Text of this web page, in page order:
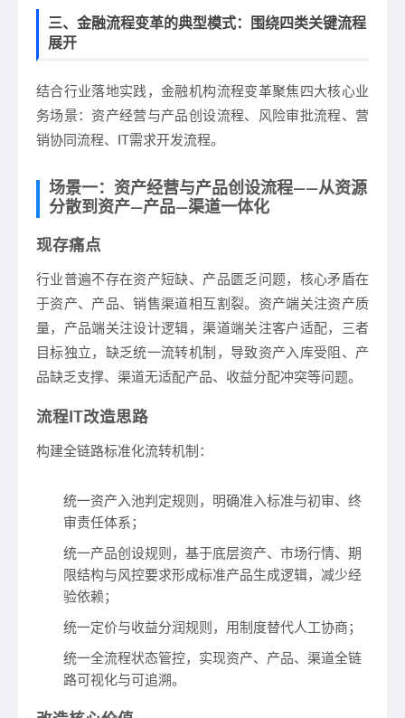
三、金融流程变革的典型模式：围绕四类关键流程
展开
结合行业落地实践，金融机构流程变革聚焦四大核心业
务场景：资产经营与产品创设流程、风险审批流程、营
销协同流程、IT需求开发流程。
场景一：资产经营与产品创设流程——从资源
分散到资产—产品—渠道一体化
现存痛点
行业普遍不存在资产短缺、产品匮乏问题，核心矛盾在
于资产、产品、销售渠道相互割裂。资产端关注资产质
量，产品端关注设计逻辑，渠道端关注客户适配，三者
目标独立，缺乏统一流转机制，导致资产入库受阻、产
品缺乏支撑、渠道无适配产品、收益分配冲突等问题。
流程IT改造思路
构建全链路标准化流转机制：
统一资产入池判定规则，明确准入标准与初审、终
审责任体系；
统一产品创设规则，基于底层资产、市场行情、期
限结构与风控要求形成标准产品生成逻辑，减少经
验依赖；
统一定价与收益分润规则，用制度替代人工协商；
统一全流程状态管控，实现资产、产品、渠道全链
路可视化与可追溯。